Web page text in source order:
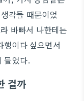
각들 때문이었
바빠서 나한테는
행이다 싶으면서
들었다.
걸까